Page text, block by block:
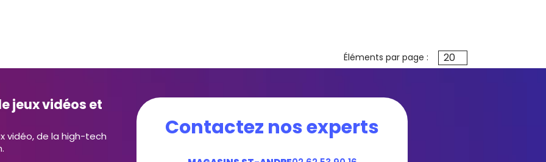
Éléments par page : 20
jeux vidéos et
vidéo, de la high-tech
Contactez nos experts